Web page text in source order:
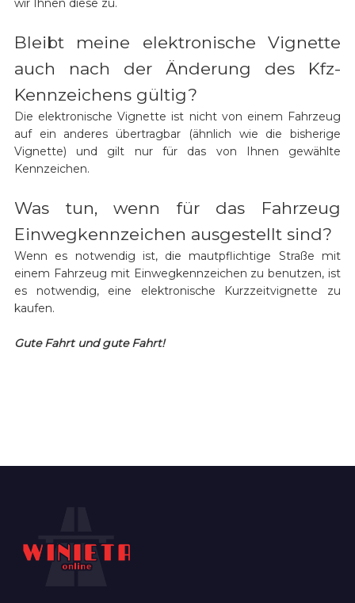
wir Ihnen diese zu.
Bleibt meine elektronische Vignette
auch nach der Änderung des Kfz-
Kennzeichens gültig?
Die elektronische Vignette ist nicht von einem Fahrzeug
auf ein anderes übertragbar (ähnlich wie die bisherige
Vignette) und gilt nur für das von Ihnen gewählte
Kennzeichen.
Was tun, wenn für das Fahrzeug
Einwegkennzeichen ausgestellt sind?
Wenn es notwendig ist, die mautpflichtige Straße mit
einem Fahrzeug mit Einwegkennzeichen zu benutzen, ist
es notwendig, eine elektronische Kurzzeitvignette zu
kaufen.
Gute Fahrt und gute Fahrt!